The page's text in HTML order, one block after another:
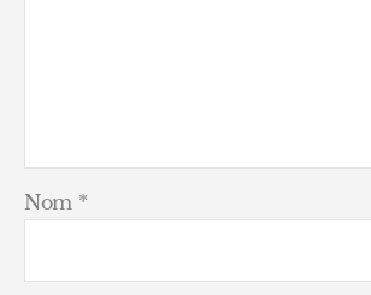
Nom *